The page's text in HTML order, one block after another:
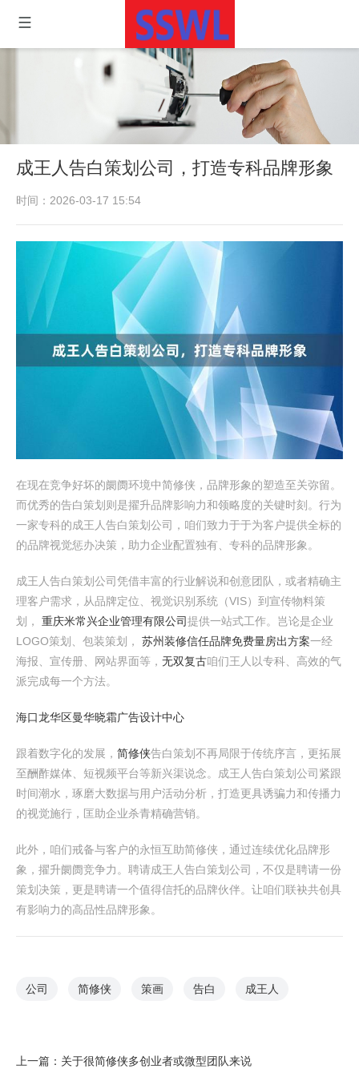
成王人告白策划公司，打造专科品牌形象
时间：2026-03-17 15:54
在现在竞争好坏的阛阓环境中简修侠，品牌形象的塑造至关弥留。
而优秀的告白策划则是擢升品牌影响力和领略度的关键时刻。行为
一家专科的成王人告白策划公司，咱们致力于于为客户提供全标的
的品牌视觉惩办决策，助力企业配置独有、专科的品牌形象。
成王人告白策划公司凭借丰富的行业解说和创意团队，或者精确主
理客户需求，从品牌定位、视觉识别系统（VIS）到宣传物料策
划， 重庆米常兴企业管理有限公司提供一站式工作。岂论是企业
LOGO策划、包装策划， 苏州装修信任品牌免费量房出方案一经
海报、宣传册、网站界面等， 无双复古咱们王人以专科、高效的气
派完成每一个方法。
海口龙华区曼华晓霜广告设计中心
跟着数字化的发展， 简修侠告白策划不再局限于传统序言，更拓展
至酬酢媒体、短视频平台等新兴渠说念。成王人告白策划公司紧跟
时间潮水，琢磨大数据与用户活动分析，打造更具诱骗力和传播力
的视觉施行，匡助企业杀青精确营销。
此外，咱们戒备与客户的永恒互助简修侠，通过连续优化品牌形
象，擢升阛阓竞争力。聘请成王人告白策划公司，不仅是聘请一份
策划决策，更是聘请一个值得信托的品牌伙伴。让咱们联袂共创具
有影响力的高品性品牌形象。
公司 简修侠 策画 告白 成王人
上一篇： 关于很简修侠多创业者或微型团队来说